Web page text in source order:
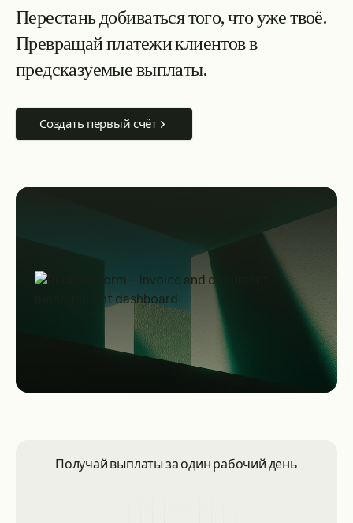
Перестаньдобиватьсятого,чтоужетвоё.
Превращайплатежиклиентовв
предсказуемыевыплаты.
Создать первый счёт
Получай выплаты за один рабочий день